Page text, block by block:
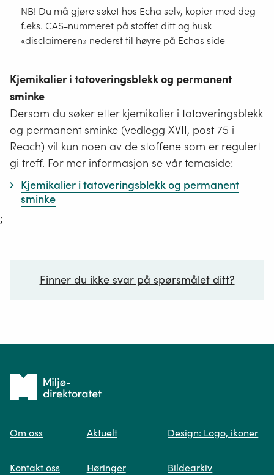
NB! Du må gjøre søket hos Echa selv, kopier med deg
f.eks. CAS-nummeret på stoffet ditt og husk
«disclaimeren» nederst til høyre på Echas side
Kjemikalier i tatoveringsblekk og permanent
sminke
Dersom du søker etter kjemikalier i tatoveringsblekk
og permanent sminke (vedlegg XVII, post 75 i
Reach) vil kun noen av de stoffene som er regulert
gi treff. For mer informasjon se vår temaside:
Kjemikalier i tatoveringsblekk og permanent
sminke
;
Finner du ikke svar på spørsmålet ditt?
Spør oss
Tilbake
forsiden
Om oss
Kontakt oss
Aktuelt
Høringer
Design: Logo, ikoner
Bildearkiv